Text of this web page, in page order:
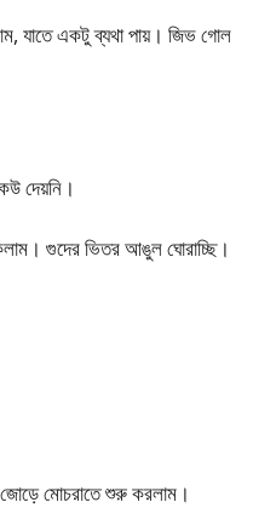
যাতে একটু ব্যথা পায়। জিভ গোল
দেয়নি।
গুদের ভিতর আঙুল ঘোরাচ্ছি।
জোড়ে মোচরাতে শুরু করলাম।